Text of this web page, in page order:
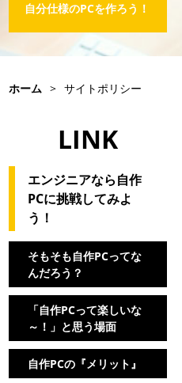
自分仕様のPCを作ろう！
ホーム > サイトポリシー
LINK
エンジニアなら自作
PCに挑戦してみよ
う！
そもそも自作PCってな
んだろう？
「自作PCって楽しいな
～！」と思う場面
自作PCの『メリット』